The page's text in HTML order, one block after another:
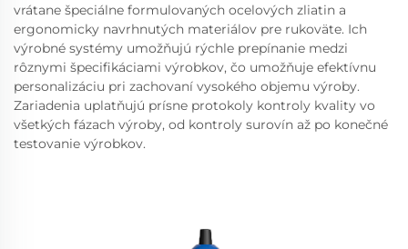
vrátane špeciálne formulovaných ocelových zliatin a
ergonomicky navrhnutých materiálov pre rukoväte. Ich
výrobné systémy umožňujú rýchle prepínanie medzi
rôznymi špecifikáciami výrobkov, čo umožňuje efektívnu
personalizáciu pri zachovaní vysokého objemu výroby.
Zariadenia uplatňujú prísne protokoly kontroly kvality vo
všetkých fázach výroby, od kontroly surovín až po konečné
testovanie výrobkov.